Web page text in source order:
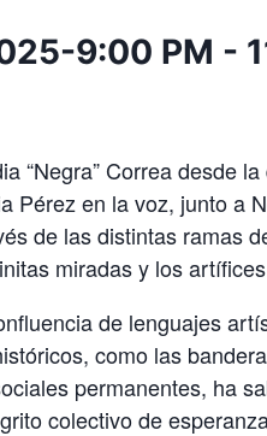
9:00 PM -
“Negra” Correa desde
Pérez en la voz, junto a
de las distintas ramas
miradas y los
de lenguajes
como las
permanentes, ha
colectivo de